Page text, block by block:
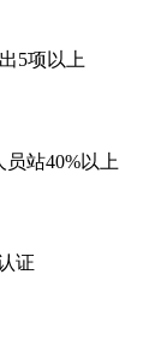
5项以上
站40%以上
证